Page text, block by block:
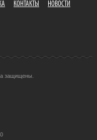
КОНТАКТЫ НОВОСТИ
защищены.